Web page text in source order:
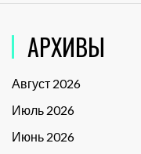
АРХИВЫ
Август 2026
Июль 2026
Июнь 2026